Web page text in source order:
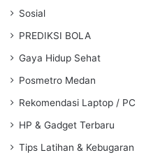
Sosial
PREDIKSI BOLA
Gaya Hidup Sehat
Posmetro Medan
Rekomendasi Laptop / PC
HP & Gadget Terbaru
Tips Latihan & Kebugaran